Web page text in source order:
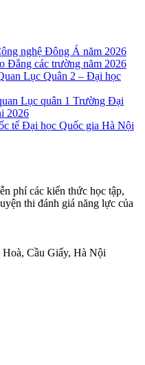
nghệ Đông Á năm 2026
Đẳng các trường năm 2026
Lục Quân 2 – Đại học
Lục quân 1 Trường Đại
2026
tế Đại học Quốc gia Hà Nội
phí các kiến thức học tập,
thi đánh giá năng lực của
Cầu Giấy, Hà Nội